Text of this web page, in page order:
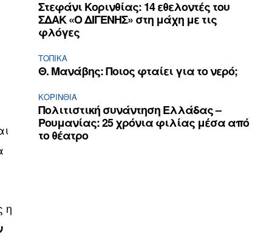
η
Στεφάνι Κορινθίας: 14 εθελοντές του
ΣΔΑΚ «Ο ΔΙΓΕΝΗΣ» στη μάχη με τις
φλόγες
ΤΟΠΙΚΑ
Θ. Μανάβης: Ποιος φταίει για το νερό;
ΚΟΡΙΝΘΊΑ
Πολιτιστική συνάντηση Ελλάδας –
Ρουμανίας: 25 χρόνια φιλίας μέσα από
το θέατρο